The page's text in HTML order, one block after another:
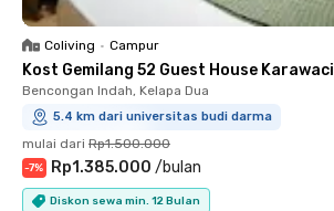
Coliving • Campur
Kost Gemilang 52 Guest House Karawaci
Bencongan Indah, Kelapa Dua
5.4 km dari universitas budi darma
mulai dari Rp1.500.000
-7% Rp1.385.000 /bulan
Diskon sewa min. 12 Bulan